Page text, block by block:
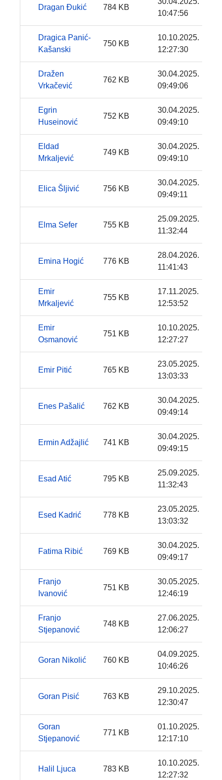
Dragan Đukić 784 KB
10:47:56
Dragica Panić-
Kašanski
750 KB
10.10.2025.
12:27:30
Dražen
Vrkačević
762 KB
30.04.2025.
09:49:06
Egrin
Huseinović
752 KB
30.04.2025.
09:49:10
Eldad
Mrkaljević
749 KB
30.04.2025.
09:49:10
Elica Šljivić 756 KB
30.04.2025.
09:49:11
Elma Sefer 755 KB
25.09.2025.
11:32:44
Emina Hogić 776 KB
28.04.2026.
11:41:43
Emir
Mrkaljević
755 KB
17.11.2025.
12:53:52
Emir
Osmanović
751 KB
10.10.2025.
12:27:27
Emir Pitić 765 KB
23.05.2025.
13:03:33
Enes Pašalić 762 KB
30.04.2025.
09:49:14
Ermin Adžajlić 741 KB
30.04.2025.
09:49:15
Esad Atić 795 KB
25.09.2025.
11:32:43
Esed Kadrić 778 KB
23.05.2025.
13:03:32
Fatima Ribić 769 KB
30.04.2025.
09:49:17
Franjo
Ivanović
751 KB
30.05.2025.
12:46:19
Franjo
Stjepanović
748 KB
27.06.2025.
12:06:27
Goran Nikolić 760 KB
04.09.2025.
10:46:26
Goran Pisić 763 KB
29.10.2025.
12:30:47
Goran
Stjepanović
771 KB
01.10.2025.
12:17:10
Halil Ljuca 783 KB
10.10.2025.
12:27:32